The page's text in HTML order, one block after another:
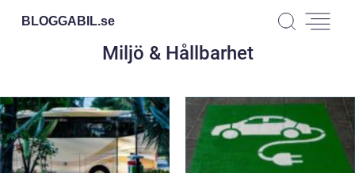
BLOGGABIL.se
Miljö & Hållbarhet